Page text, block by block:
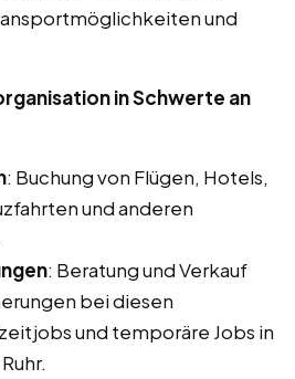
und
in Schwerte an
: Buchung von Flügen, Hotels,
und anderen
: Beratung und Verkauf
bei diesen
und temporäre Jobs in